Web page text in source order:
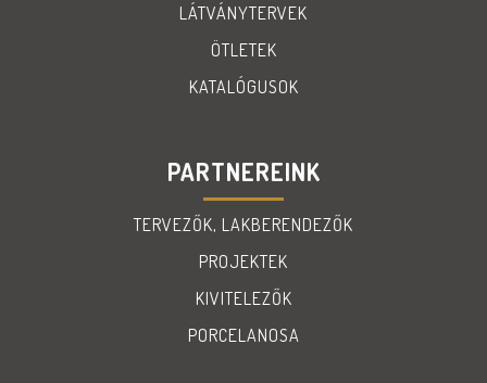
LÁTVÁNYTERVEK
ÖTLETEK
KATALÓGUSOK
PARTNEREINK
TERVEZŐK, LAKBERENDEZŐK
PROJEKTEK
KIVITELEZŐK
PORCELANOSA